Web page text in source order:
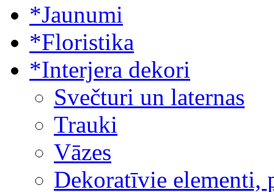
*Jaunumi
*Floristika
*Interjera dekori
Svečturi un laternas
Trauki
Vāzes
Dekoratīvie elementi,